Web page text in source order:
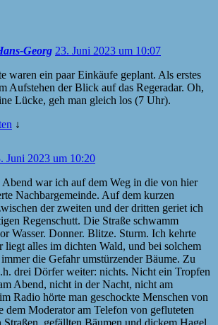
Georg 23. Juni 2023 um 10:07
waren ein paar Einkäufe geplant. Als erstes
Aufstehen der Blick auf das Regeradar. Oh,
Lücke, geh man gleich los (7 Uhr).
↓
Juni 2023 um 10:20
Abend war ich auf dem Weg in die von hier
Nachbargemeinde. Auf dem kurzen
der zweiten und der dritten geriet ich
Regenschutt. Die Straße schwamm
Wasser. Donner. Blitze. Sturm. Ich kehrte
liegt alles im dichten Wald, und bei solchem
die Gefahr umstürzender Bäume. Zu
drei Dörfer weiter: nichts. Nicht ein Tropfen
Abend, nicht in der Nacht, nicht am
Radio hörte man geschockte Menschen von
dem Moderator am Telefon von gefluteten
Straßen, gefällten Bäumen und dickem Hagel